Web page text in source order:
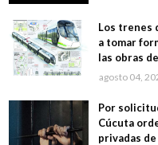
Los trenes
a tomar
las obras
agosto 04,
Por
Cúcuta
privadas